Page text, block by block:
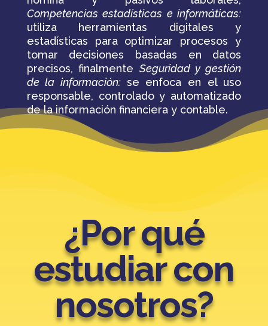
Competencias estadísticas e informáticas:
utiliza herramientas digitales y
estadísticas para optimizar procesos y
tomar decisiones basadas en datos
precisos, finalmente Seguridad y gestión
de la información: se enfoca en el uso
responsable, controlado y automatizado
de la información financiera y contable.
¿Por qué
estudiar con
nosotros?